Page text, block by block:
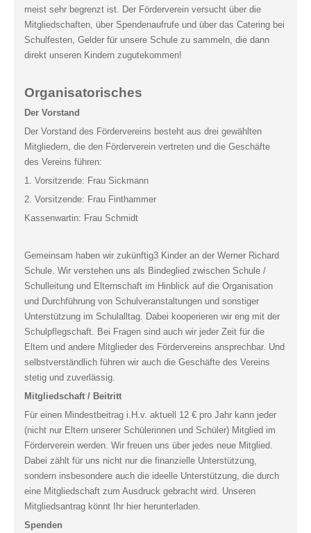
meist sehr begrenzt ist. Der Förderverein versucht über die
Mitgliedschaften, über Spendenaufrufe und über das Catering bei
Schulfesten, Gelder für unsere Schule zu sammeln, die dann
direkt unseren Kindern zugutekommen!
Organisatorisches
Der Vorstand
Der Vorstand des Fördervereins besteht aus drei gewählten
Mitgliedern, die den Förderverein vertreten und die Geschäfte
des Vereins führen:
1. Vorsitzende: Frau Sickmann
2. Vorsitzende: Frau Finthammer
Kassenwartin: Frau Schmidt
Gemeinsam haben wir zukünftig3 Kinder an der Werner Richard
Schule. Wir verstehen uns als Bindeglied zwischen Schule /
Schulleitung und Elternschaft im Hinblick auf die Organisation
und Durchführung von Schulveranstaltungen und sonstiger
Unterstützung im Schulalltag. Dabei kooperieren wir eng mit der
Schulpflegschaft. Bei Fragen sind auch wir jeder Zeit für die
Eltern und andere Mitglieder des Fördervereins ansprechbar. Und
selbstverständlich führen wir auch die Geschäfte des Vereins
stetig und zuverlässig.
Mitgliedschaft / Beitritt
Für einen Mindestbeitrag i.H.v. aktuell 12 € pro Jahr kann jeder
(nicht nur Eltern unserer Schülerinnen und Schüler) Mitglied im
Förderverein werden. Wir freuen uns über jedes neue Mitglied.
Dabei zählt für uns nicht nur die finanzielle Unterstützung,
sondern insbesondere auch die ideelle Unterstützung, die durch
eine Mitgliedschaft zum Ausdruck gebracht wird. Unseren
Mitgliedsantrag könnt Ihr hier herunterladen.
Spenden